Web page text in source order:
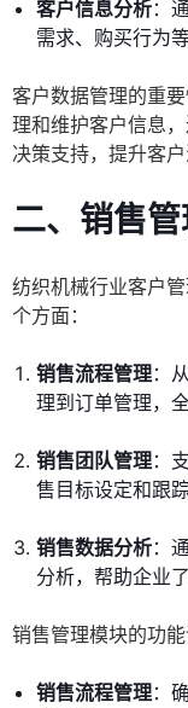
客户信息分析：
需求、购买行为
客户数据管理的重
理和维护客户信息
决策支持，提升客户
二、销售
纺织机械行业客户
个方面：
销售流程管理：
理到订单管理，
销售团队管理：
售目标设定和跟踪
销售数据分析：
分析，帮助企业
销售管理模块的功能
销售流程管理：